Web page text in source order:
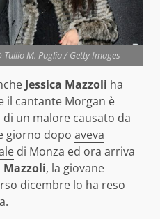
M. Puglia / Getty Images
Jessica Mazzoli ha
il cantante Morgan è
di un malore causato da
giorno dopo aveva
di Monza ed ora arriva
Mazzoli, la giovane
dicembre lo ha reso